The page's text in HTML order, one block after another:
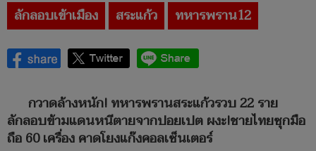
ลักลอบเข้าเมือง
สระแก้ว ทหารพราน12
กวาดล้างหนัก! ทหารพรานสระแก้วรวบ 22 ราย
ลักลอบข้ามแดนหนีตายจากปอยเปต ผงะ!ชายไทยซุกมือ
ถือ 60 เครื่อง คาดโยงแก๊งคอลเซ็นเตอร์